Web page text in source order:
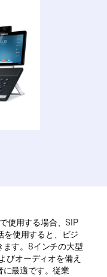
使用する場合、SIP
を使用すると、ビジ
ます。8インチの大型
びオーディオを備え
に最適です。従業